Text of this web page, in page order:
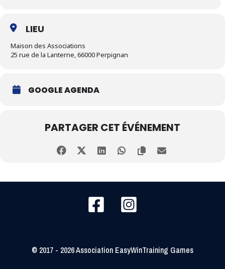
LIEU
Maison des Associations
25 rue de la Lanterne, 66000 Perpignan
GOOGLE AGENDA
PARTAGER CET ÉVÉNEMENT
© 2017 - 2026 Association EasyWinTraining Games